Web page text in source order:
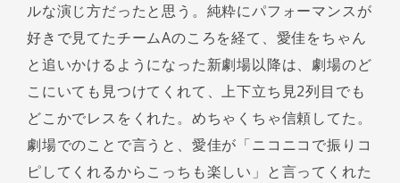
ルな演じ方だったと思う。純粋にパフォーマンスが
好きで見てたチームAのころを経て、愛佳をちゃん
と追いかけるようになった新劇場以降は、劇場のど
こにいても見つけてくれて、上下立ち見2列目でも
どこかでレスをくれた。めちゃくちゃ信頼してた。
劇場でのことで言うと、愛佳が「ニコニコで振りコ
ピしてくれるからこっちも楽しい」と言ってくれた